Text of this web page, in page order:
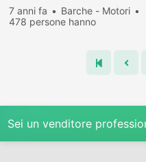
7 anni fa
Barche - Motori
478 persone hanno
Sei un venditore